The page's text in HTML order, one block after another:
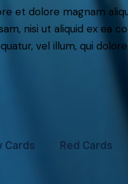
et dolore magnam
nisi ut aliquid ex ea
vel illum, qui
Cards Red Cards